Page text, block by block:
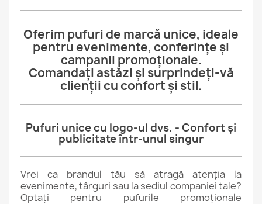
Oferim pufuri de marcă unice, ideale
pentru evenimente, conferințe și
campanii promoționale.
Comandați astăzi și surprindeți-vă
clienții cu confort și stil.
Pufuri unice cu logo-ul dvs. - Confort și
publicitate într-unul singur
Vrei ca brandul tău să atragă atenția la
evenimente, târguri sau la sediul companiei tale?
Optați pentru pufurile promoționale